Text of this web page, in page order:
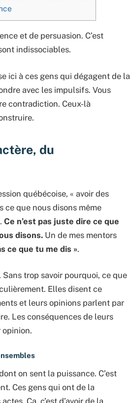
et de persuasion. C’est
indissociables.
ici à ces gens qui dégagent de la
avec les impulsifs. Vous
contradiction. Ceux-là
du
québécoise, « avoir des
ce que nous disons même
Ce n’est pas juste dire ce que
disons. Un de mes mentors
ce que tu me dis ».
trop savoir pourquoi, ce que
Elles disent ce
et leurs opinions parlent par
Les conséquences de leurs
opinion.
on sent la puissance. C’est
Ces gens qui ont de la